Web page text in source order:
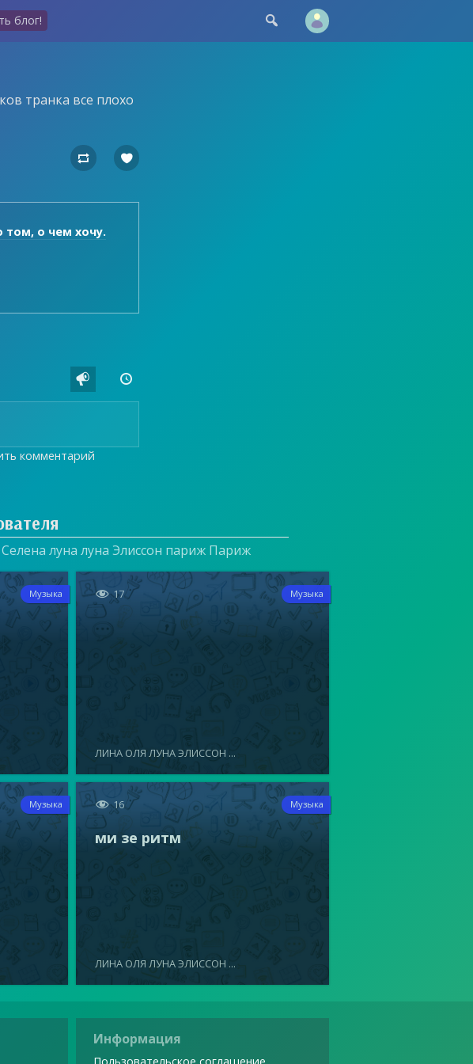
блог! 
транка все плохо
 
том, о чем хочу.
 
комментарий
луна луна Элиссон париж Париж
Музыка  17 Музыка
ЛИНА ОЛЯ ЛУНА ЭЛИССОН ...
Музыка  16 Музыка
ми зе ритм
ЛИНА ОЛЯ ЛУНА ЭЛИССОН ...
Информация